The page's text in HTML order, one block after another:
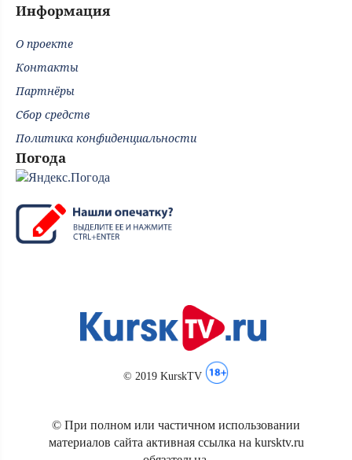
Информация
О проекте
Контакты
Партнёры
Сбор средств
Политика конфиденциальности
Погода
© 2019 KurskTV
© При полном или частичном использовании
материалов сайта активная ссылка на kursktv.ru